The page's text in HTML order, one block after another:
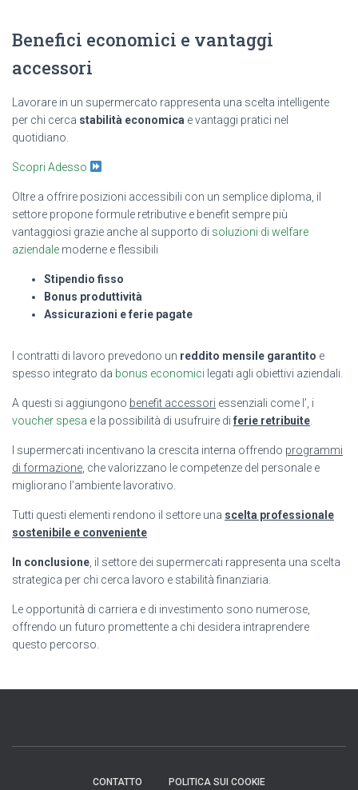
Benefici economici e vantaggi
accessori
Lavorare in un supermercato rappresenta una scelta intelligente
per chi cerca stabilità economica e vantaggi pratici nel
quotidiano.
Scopri Adesso
Oltre a offrire posizioni accessibili con un semplice diploma, il
settore propone formule retributive e benefit sempre più
vantaggiosi grazie anche al supporto di soluzioni di welfare
aziendale moderne e flessibili
Stipendio fisso
Bonus produttività
Assicurazioni e ferie pagate
I contratti di lavoro prevedono un reddito mensile garantito e
spesso integrato da bonus economici legati agli obiettivi aziendali.
A questi si aggiungono benefit accessori essenziali come l’ , i
voucher spesa e la possibilità di usufruire di ferie retribuite
I supermercati incentivano la crescita interna offrendo programmi
di formazione , che valorizzano le competenze del personale e
migliorano l’ambiente lavorativo.
Tutti questi elementi rendono il settore una scelta professionale
sostenibile e conveniente
In conclusione , il settore dei supermercati rappresenta una scelta
strategica per chi cerca lavoro e stabilità finanziaria.
Le opportunità di carriera e di investimento sono numerose,
offrendo un futuro promettente a chi desidera intraprendere
questo percorso.
CONTATTO POLITICA SUI COOKIE